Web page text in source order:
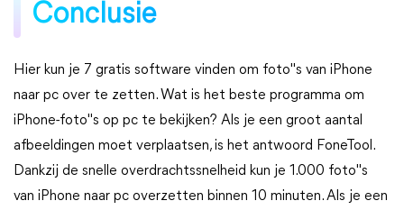
Conclusie
Hier kun je 7 gratis software vinden om foto"s van iPhone
naar pc over te zetten. Wat is het beste programma om
iPhone-foto"s op pc te bekijken? Als je een groot aantal
afbeeldingen moet verplaatsen, is het antwoord FoneTool.
Dankzij de snelle overdrachtssnelheid kun je 1.000 foto"s
van iPhone naar pc overzetten binnen 10 minuten. Als je een